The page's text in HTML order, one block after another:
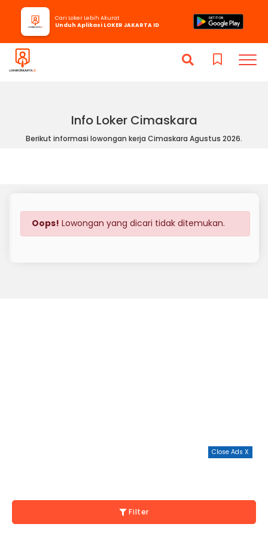
Info Loker Cimaskara
Berikut informasi lowongan kerja Cimaskara Agustus 2026.
Cari Loker Lebih Akurat
Unduh Aplikasi LOKER JAKARTA ID
Oops! Lowongan yang dicari tidak ditemukan.
Close Ads X
Filter